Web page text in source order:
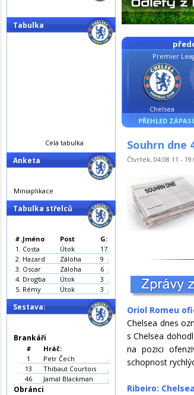
Premier
Chelsea
PŘEHLED
Souhrn dne
Čtvrtek, 04.08.11 -
Oriol Romeu
Chelsea dnes
s Chelsea
na pozici
schopnost
Ribeiro:
Tabulka
Celá tabulka
Anketa
Miniaplikace
Tabulka střelců
#.Jméno Post
G:
1. Costa Útok
17
2. Hazard Záloha
9
3. Oscar Záloha
6
4. Drogba Útok
3
5. Rémy Útok 3
Sestava:
Brankáři
#
Hráč:
1
Petr Čech
13
Thibaut Courtois
46
Jamal Blackman
Obránci